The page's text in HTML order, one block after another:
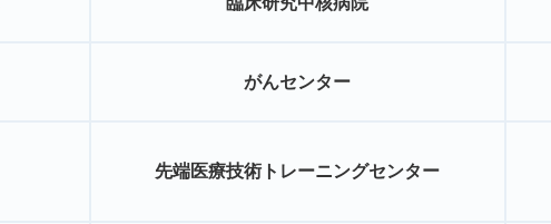
がんセンター
先端医療技術トレーニングセンター